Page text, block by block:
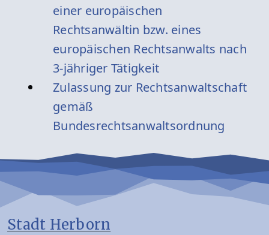
einer europäischen
Rechtsanwältin bzw. eines
europäischen Rechtsanwalts nach
3-jähriger Tätigkeit
Zulassung zur Rechtsanwaltschaft
gemäß
Bundesrechtsanwaltsordnung
Stadt Herborn